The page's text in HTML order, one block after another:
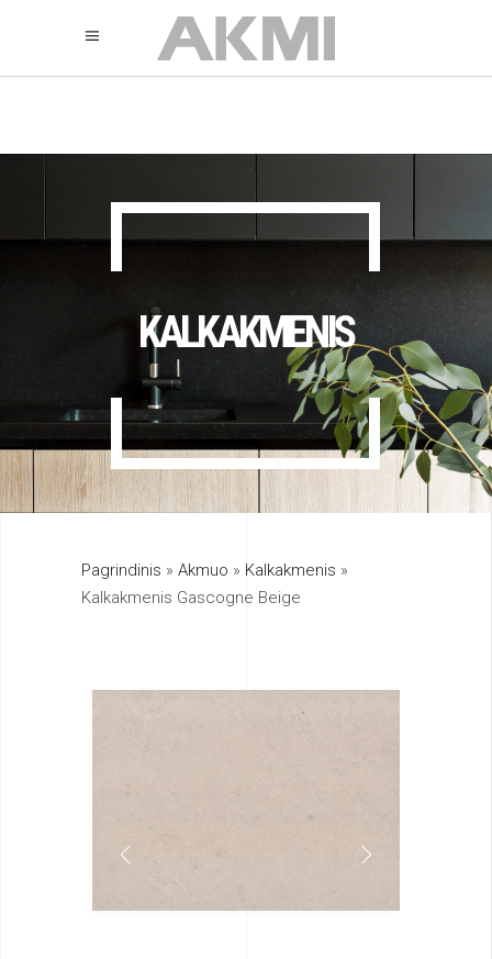
KALKAKMENIS
895
325
895
Pagrindinis » Akmuo » Kalkakmenis »
Kalkakmenis Gascogne Beige